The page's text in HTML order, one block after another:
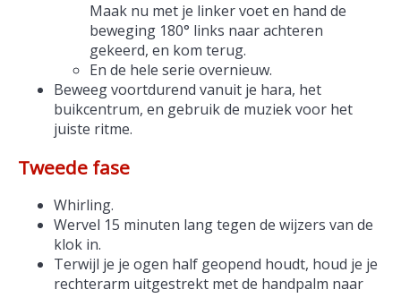
Maak nu met je linker voet en hand de
beweging 180° links naar achteren
gekeerd, en kom terug.
En de hele serie overnieuw.
Beweeg voortdurend vanuit je hara, het
buikcentrum, en gebruik de muziek voor het
juiste ritme.
Tweede fase
Whirling.
Wervel 15 minuten lang tegen de wijzers van de
klok in.
Terwijl je je ogen half geopend houdt, houd je je
rechterarm uitgestrekt met de handpalm naar